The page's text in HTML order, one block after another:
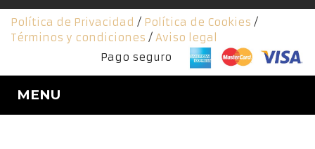
Política de Privacidad / Política de Cookies /
Términos y condiciones / Aviso legal
Pago seguro
MENU